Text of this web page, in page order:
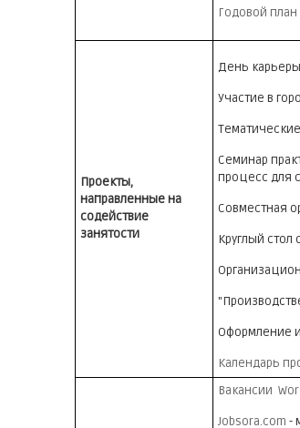
Годовой
Проекты,
направленные на
содействие
занятости
День
Участие в
Семинар
процесс для
Совместная
Круглый стол
Оформление
Календарь
Вакансии
Jobsora.com -